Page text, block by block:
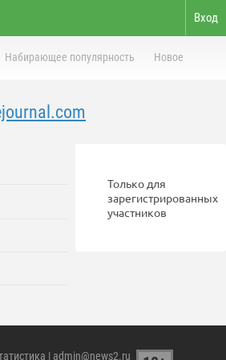
Вход
Набирающее популярность Новое
Только для
зарегистрированных
участников
| admin@news2.ru